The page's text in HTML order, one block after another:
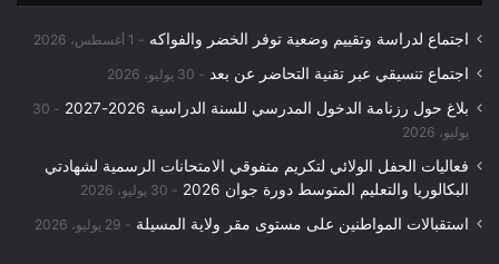
اجتماع لدراسة وتقييم وضعية توفر الخضر والفواكه 1 أغسطس، 2026
اجتماع تنسيقي عبر تقنية التحاضر عن بعد 30 يوليو، 2026
بلاغ حول رزنامة الدخول المدرسي للسنة الدراسية 2026-2027
30
يوليو، 2026
فعاليات الحفل الولائي لتكريم متفوقي الامتحانات الرسمية لشهادتي
البكالوريا والتعليم المتوسط دورة جوان 2026
30 يوليو، 2026
استقبالات المواطنين على مستوى مقر ولاية المسيلة 29 يوليو، 2026